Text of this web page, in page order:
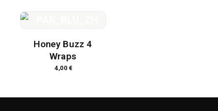
Honey Buzz 4
Wraps
4,00 €